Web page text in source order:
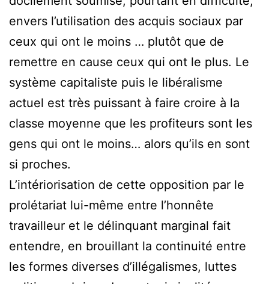
envers l’utilisation des acquis sociaux par
ceux qui ont le moins … plutôt que de
remettre en cause ceux qui ont le plus. Le
système capitaliste puis le libéralisme
actuel est très puissant à faire croire à la
classe moyenne que les profiteurs sont les
gens qui ont le moins… alors qu’ils en sont
si proches.
L’intériorisation de cette opposition par le
prolétariat lui-même entre l’honnête
travailleur et le délinquant marginal fait
entendre, en brouillant la continuité entre
les formes diverses d’illégalismes, luttes